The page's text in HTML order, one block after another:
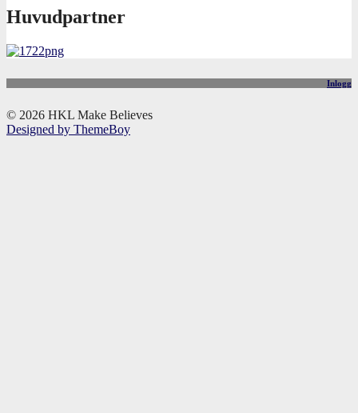
Huvudpartner
Inlogg
© 2026 HKL Make Believes
Designed by ThemeBoy